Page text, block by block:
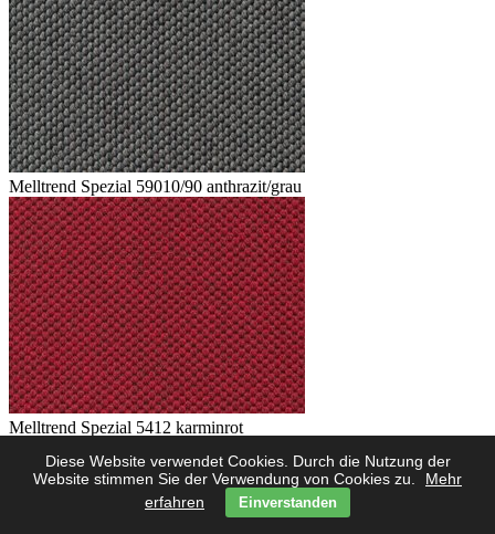
Diese Website verwendet Cookies. Durch die Nutzung der
Website stimmen Sie der Verwendung von Cookies zu.
Mehr
erfahren
Einverstanden
Melltrend Spezial 59010/90 anthrazit/grau
Melltrend Spezial 5412 karminrot